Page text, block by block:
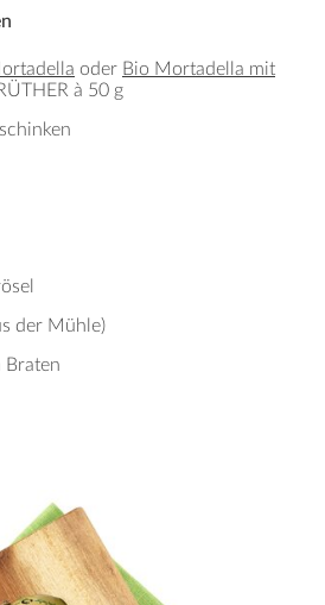
oder Bio Mortadella mit
à 50 g
der Mühle)
Braten